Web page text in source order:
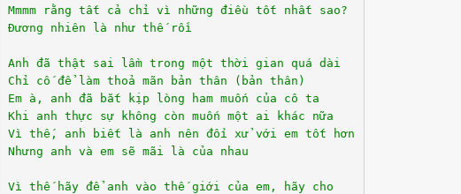
Mmmm rằng tất cả chỉ vì những điều tốt nhất sao?
Đương nhiên là như thế rồi
Anh đã thật sai lầm trong một thời gian quá dài
Chỉ cố để làm thoả mãn bản thân (bản thân)
Em à, anh đã bắt kịp lòng ham muốn của cô ta
Khi anh thực sự không còn muốn một ai khác nữa
Vì thế, anh biết là anh nên đối xử với em tốt hơn
Nhưng anh và em sẽ mãi là của nhau
Vì thế hãy để anh vào thế giới của em, hãy cho